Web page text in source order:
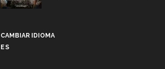
CAMBIAR IDIOMA
ES